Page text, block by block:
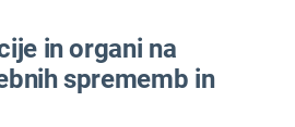
in organi na
sprememb in